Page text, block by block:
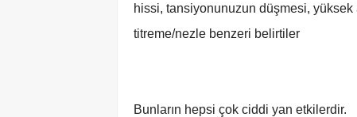
hissi, tansiyonunuzun düşmesi, yüksek
titreme/nezle benzeri belirtiler
Bunların hepsi çok ciddi yan etkilerdir.